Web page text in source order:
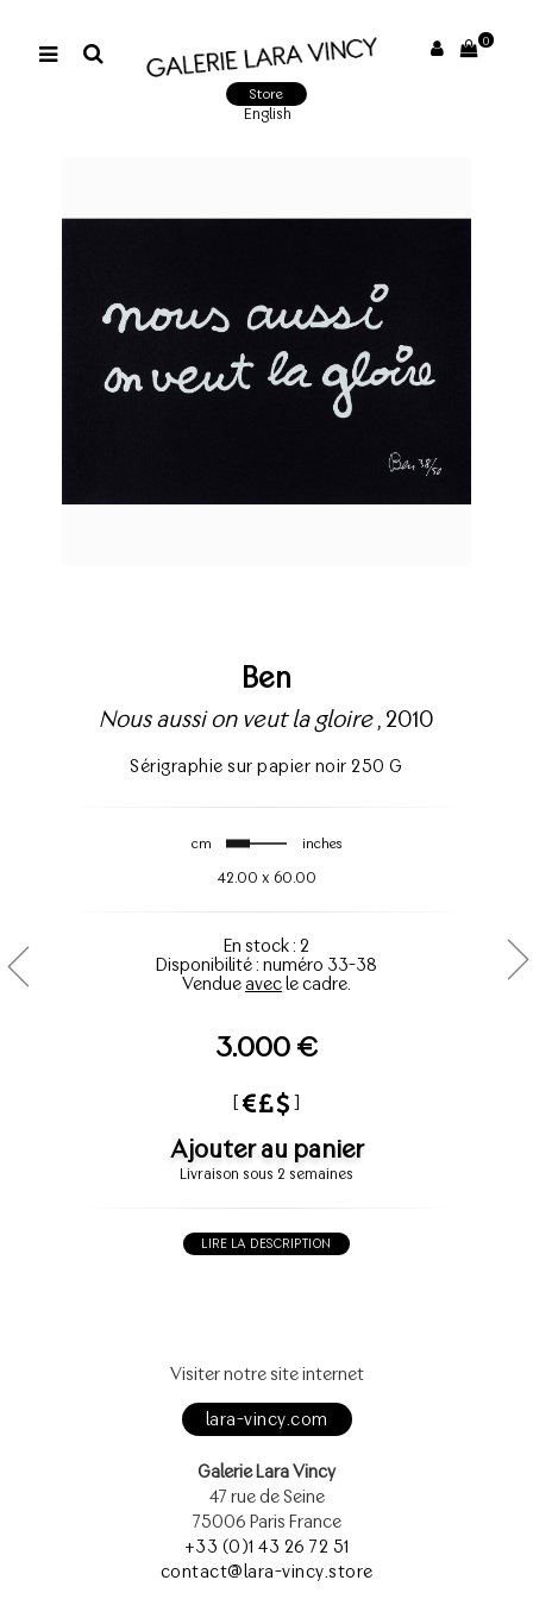
0
Store
English
Ben
Nous aussi on veut la gloire, 2010
Sérigraphie sur papier noir 250 G
cm inches
42.00 x 60.00
En stock : 2
Disponibilité : numéro 33-38
Vendueavecle cadre.
3.000 €
[ ]
Ajouter au panier
Livraison sous 2 semaines
LIRE LA DESCRIPTION
Visiter notre site internet
lara-vincy.com
Galerie Lara Vincy
47 rue de Seine
75006 Paris France
+33 (0)1 43 26 72 51
contact@lara-vincy.store